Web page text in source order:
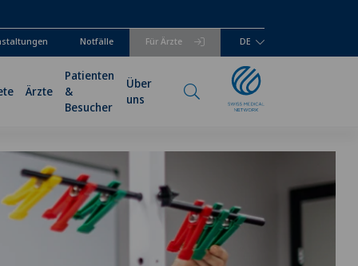
Für Ärzte
Notfälle DE
Ärzte
Patienten
&
Besucher
Über
uns